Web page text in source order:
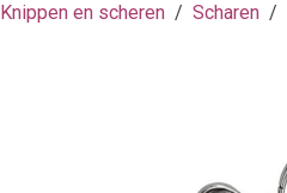
Knippen en scheren Scharen